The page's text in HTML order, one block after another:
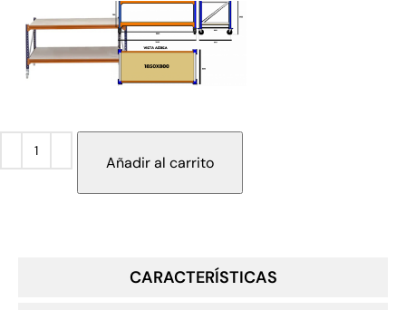
Añadir al carrito
CARACTERÍSTICAS